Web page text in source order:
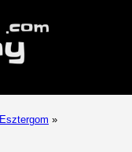
»